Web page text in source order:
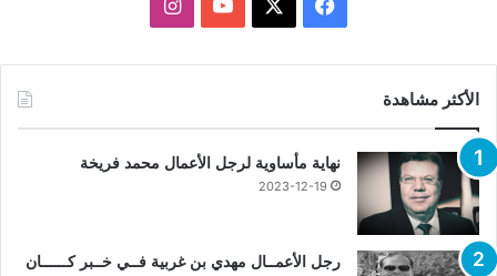
الأكثر مشاهدة
نهاية مأساوية لرجل الأعمال محمد فريخة
2023-12-19
رجل الأعمــال مهدي بن غربية فــي خــبر كــــــان